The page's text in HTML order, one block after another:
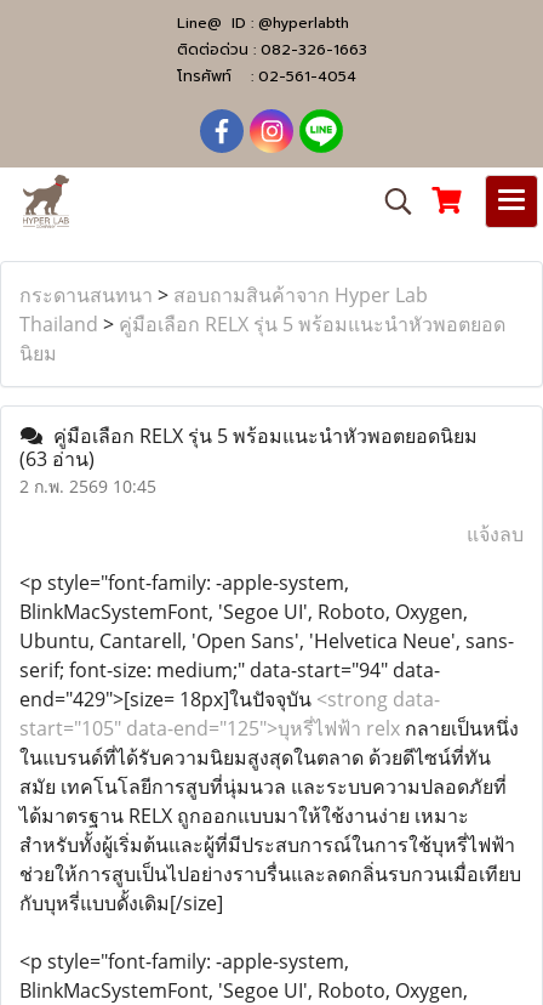
Line@ ID : @hyperlabth
ติดต่อด่วน : 082-326-1663
โทรศัพท์ : 02-561-4054
กระดานสนทนา > สอบถามสินค้าจาก Hyper Lab
Thailand > คู่มือเลือก RELX รุ่น 5 พร้อมแนะนำหัวพอตยอด
นิยม
คู่มือเลือก RELX รุ่น 5 พร้อมแนะนำหัวพอตยอดนิยม
(63 อ่าน)
2 ก.พ. 2569 10:45
แจ้งลบ
<p style="font-family: -apple-system,
BlinkMacSystemFont, 'Segoe UI', Roboto, Oxygen,
Ubuntu, Cantarell, 'Open Sans', 'Helvetica Neue', sans-
serif; font-size: medium;" data-start="94" data-
end="429">[size= 18px]ในปัจจุบัน <strong data-
start="105" data-end="125">บุหรี่ไฟฟ้า relx กลายเป็นหนึ่ง
ในแบรนด์ที่ได้รับความนิยมสูงสุดในตลาด ด้วยดีไซน์ที่ทัน
สมัย เทคโนโลยีการสูบที่นุ่มนวล และระบบความปลอดภัยที่
ได้มาตรฐาน RELX ถูกออกแบบมาให้ใช้งานง่าย เหมาะ
สำหรับทั้งผู้เริ่มต้นและผู้ที่มีประสบการณ์ในการใช้บุหรี่ไฟฟ้า
ช่วยให้การสูบเป็นไปอย่างราบรื่นและลดกลิ่นรบกวนเมื่อเทียบ
กับบุหรี่แบบดั้งเดิม[/size]
<p style="font-family: -apple-system,
BlinkMacSystemFont, 'Segoe UI', Roboto, Oxygen,